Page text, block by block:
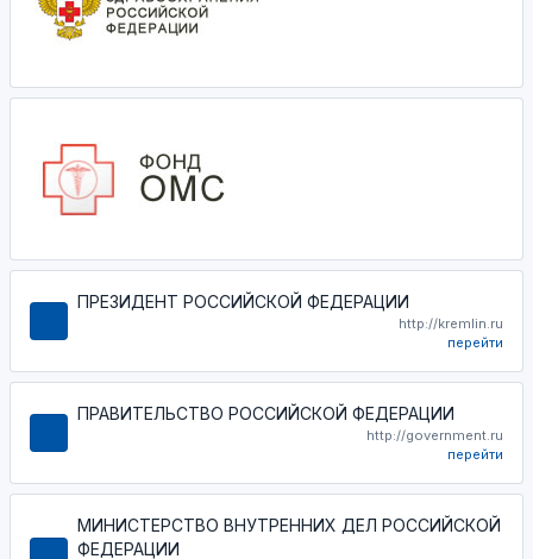
ПРЕЗИДЕНТ РОССИЙСКОЙ ФЕДЕРАЦИИ
http://kremlin.ru
перейти
ПРАВИТЕЛЬСТВО РОССИЙСКОЙ ФЕДЕРАЦИИ
http://government.ru
перейти
МИНИСТЕРСТВО ВНУТРЕННИХ ДЕЛ РОССИЙСКОЙ
ФЕДЕРАЦИИ